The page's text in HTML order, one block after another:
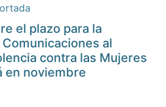
el plazo para la
al
contra las Mujeres
en noviembre